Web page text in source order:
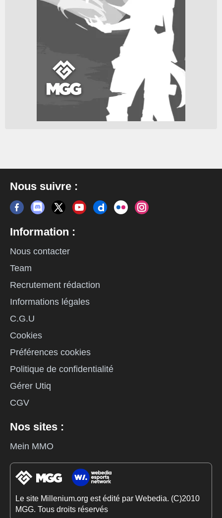
Nous suivre :
Information :
Nous contacter
Team
Recrutement rédaction
Informations légales
C.G.U
Cookies
Préférences cookies
Politique de confidentialité
Gérer Utiq
CGV
Nos sites :
Mein MMO
Le site Millenium.org est édité par Webedia. (C)2010
MGG. Tous droits réservés